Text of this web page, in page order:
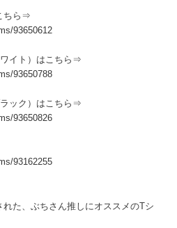
ちら⇒
93650612
イト）はこちら⇒
93650788
ック）はこちら⇒
93650826
93162255
た、ぶちさん推しにオススメのTシ